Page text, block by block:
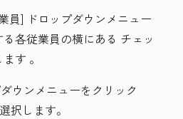
員] ドロップダウンメニュー
各従業員の横にある チェッ
す 。
ウンメニューをクリック
択します。